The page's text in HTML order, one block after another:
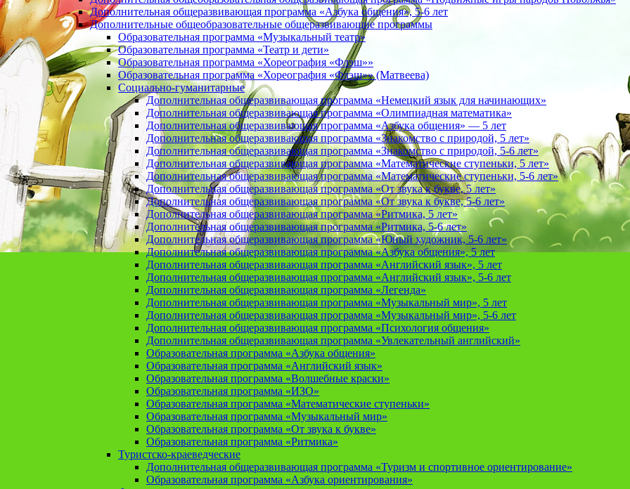
Дополнительная общеразвивающая программа «Азбука общения», 5-6 лет
Дополнительные общеобразовательные общеразвивающие программы
Образовательная программа «Музыкальный театр»
Образовательная программа «Театр и дети»
Образовательная программа «Хореография «Флэш»»
Образовательная программа «Хореография «Флэш»» (Матвеева)
Социально-гуманитарные
Дополнительная общеразвивающая программа «Немецкий язык для начинающих»
Дополнительная общеразвивающая программа «Олимпиадная математика»
Дополнительная общеразвивающая программа «Азбука общения» — 5 лет
Дополнительная общеразвивающая программа «Знакомство с природой, 5 лет»
Дополнительная общеразвивающая программа «Знакомство с природой, 5-6 лет»
Дополнительная общеразвивающая программа «Математические ступеньки, 5 лет»
Дополнительная общеразвивающая программа «Математические ступеньки, 5-6 лет»
Дополнительная общеразвивающая программа «От звука к букве, 5 лет»
Дополнительная общеразвивающая программа «От звука к букве, 5-6 лет»
Дополнительная общеразвивающая программа «Ритмика, 5 лет»
Дополнительная общеразвивающая программа «Ритмика, 5-6 лет»
Дополнительная общеразвивающая программа «Юный художник, 5-6 лет»
Дополнительная общеразвивающая программа «Азбука общения», 5 лет
Дополнительная общеразвивающая программа «Английский язык», 5 лет
Дополнительная общеразвивающая программа «Английский язык», 5-6 лет
Дополнительная общеразвивающая программа «Легенда»
Дополнительная общеразвивающая программа «Музыкальный мир», 5 лет
Дополнительная общеразвивающая программа «Музыкальный мир», 5-6 лет
Дополнительная общеразвивающая программа «Психология общения»
Дополнительная общеразвивающая программа «Увлекательный английский»
Образовательная программа «Азбука общения»
Образовательная программа «Английский язык»
Образовательная программа «Волшебные краски»
Образовательная программа «ИЗО»
Образовательная программа «Математические ступеньки»
Образовательная программа «Музыкальный мир»
Образовательная программа «От звука к букве»
Образовательная программа «Ритмика»
Туристско-краеведческие
Дополнительная общеразвивающая программа «Туризм и спортивное ориентирование»
Образовательная программа «Азбука ориентирования»